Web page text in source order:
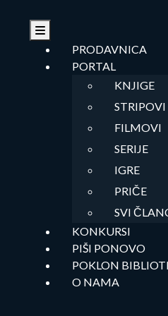
PRODAVNICA
PORTAL
KNJIGE
STRIPOVI
FILMOVI
SERIJE
IGRE
PRIČE
SVI
KONKURSI
PIŠI PONOVO
POKLON
O NAMA